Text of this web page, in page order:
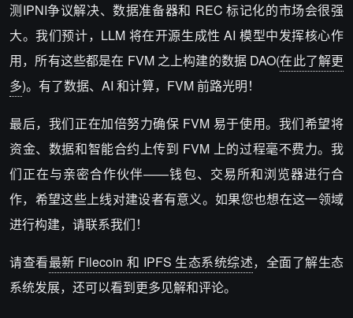
测IPNI争议解决、数据准备器和 REC 标记化的市场会很强
大。我们预计，LLM 将在开源生成性 AI 模型中发挥核心作
用，所有这些都是在 FVM 之上构建的数据 DAO(在此了解更
多)。有了数据、AI 和计算，FVM 前路光明！
最后，我们正在加倍努力确保 FVM 易于使用。我们希望将
资金、数据和智能合约上传到 FVM 上的过程毫不费力。我
们正在与亲密合作伙伴——钱包、交易所和浏览器进行合
作，希望这些上线对建设者有意义。如果您也想在这一领域
进行构建，请联系我们！
请查看最新 Filecoin 和 IPFS 生态系统综述，全面了解生态
系统发展，还可以看到更多见解和评论。